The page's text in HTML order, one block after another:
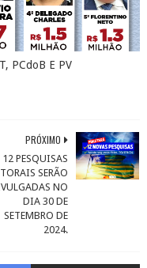
PCdoB E PV
PRÓXIMO
12 PESQUISAS
SERÃO
NO
DIA 30 DE
SETEMBRO DE
2024.